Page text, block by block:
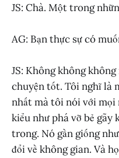
JS: Chà. Một trong
AG: Bạn thực sự có
JS: Không không
chuyện tốt. Tôi nghĩ là
nhất mà tôi nói với mọi
kiểu như phá vỡ bẻ gãy
trong. Nó gần giống
đổi về không gian. Và